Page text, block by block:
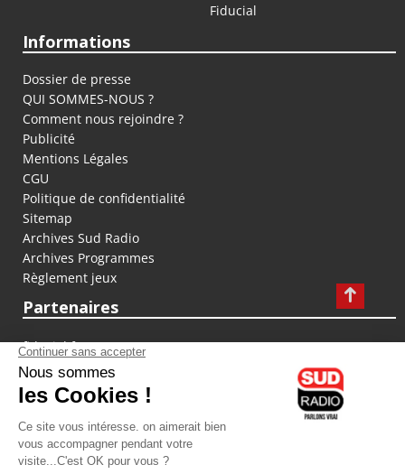
Fiducial
Informations
Dossier de presse
QUI SOMMES-NOUS ?
Comment nous rejoindre ?
Publicité
Mentions Légales
CGU
Politique de confidentialité
Sitemap
Archives Sud Radio
Archives Programmes
Règlement jeux
Partenaires
fiducial.fr
lyoncapitale.fr
olympique-et-lyonnais.com
L'application Iphone / Android